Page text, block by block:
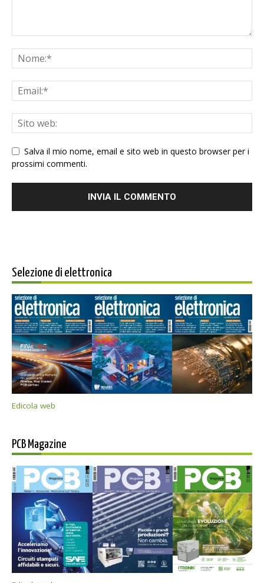
Salva il mio nome, email e sito web in questo browser per i
prossimi commenti.
Selezione di elettronica
Edicola web
PCB Magazine